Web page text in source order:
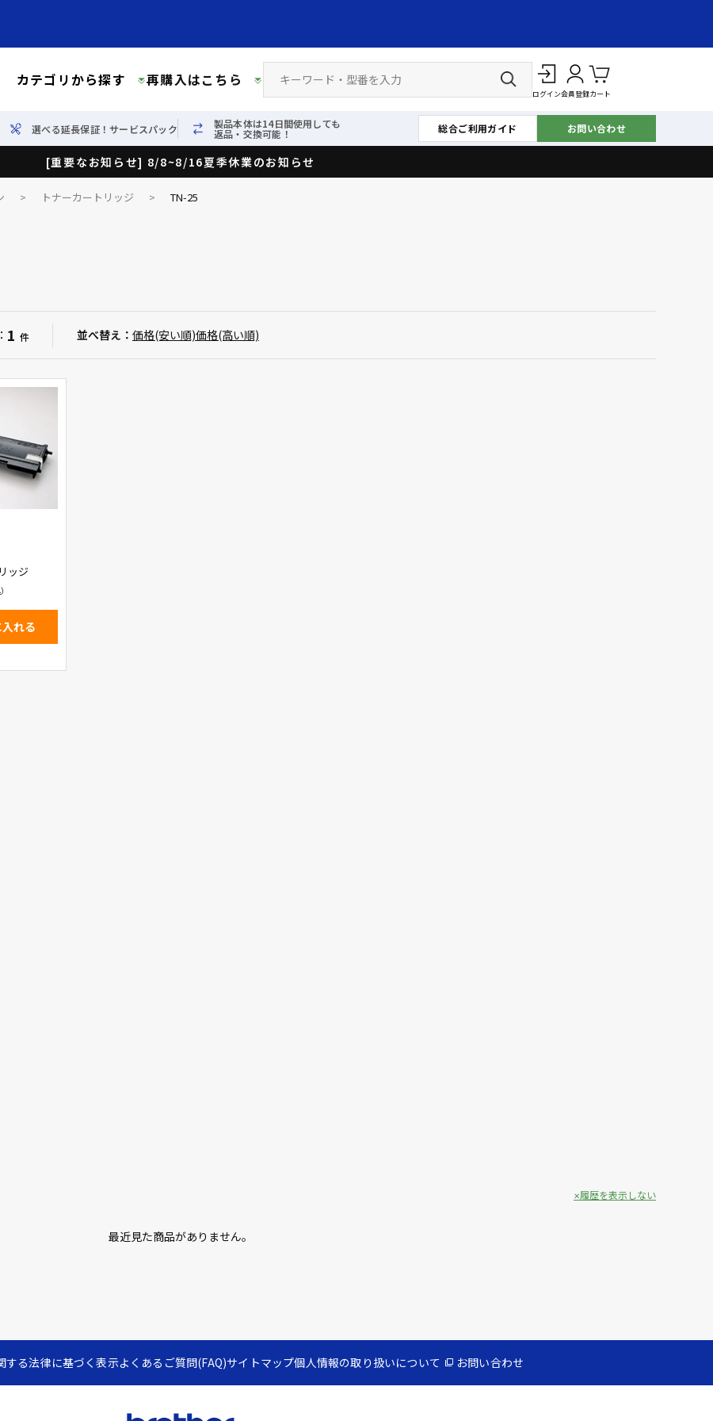
カテゴリから探す 再購入はこちら
ログイン会員登録カート
選べる延長保証！サービスパック 製品本体は14日間使用しても
返品・交換可能！ 総合ご利用ガイド お問い合わせ
[重要なお知らせ] 8/8~8/16夏季休業のお知らせ
> トナーカートリッジ > TN-25
1 件 並べ替え： 価格(安い順)価格(高い順)
ッジ
れる
最近見た商品がありません。
履歴を表示しない
する法律に基づく表示よくあるご質問(FAQ)サイトマップ個人情報の取り扱いについて お問い合わせ